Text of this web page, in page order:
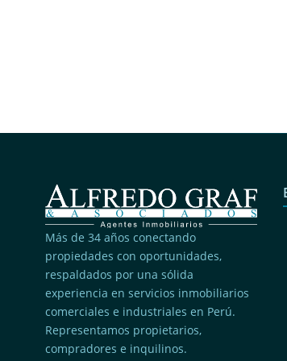
Más de 34 años conectando
propiedades con oportunidades,
respaldados por una sólida
experiencia en servicios inmobiliarios
comerciales e industriales en Perú.
Representamos propietarios,
compradores e inquilinos.